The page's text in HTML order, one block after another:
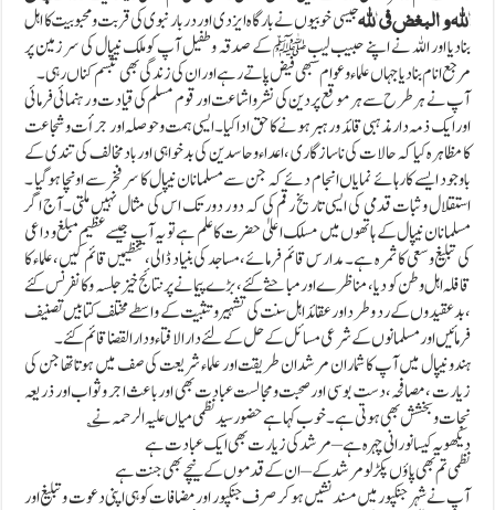
اللہ و البغض فی اللہجیسی خوبیوں نے بارگاہ ایزدی اور دربار نبوی کی قربت و محبوبیت کا اہل
بنادیا اور اللہ نے اپنے حبیب لیب ﷺ کے صدقہ و طفیل آپ کو ملک نیپال کی سر زمین پر
مرجع انام بنا دیا جہاں علماء و عوام سبھی فیض پاتے رہے اور ان کی زندگی بھی تبسم کناں رہی۔
آپ نے ہر طرح سے ہر موقع پر دین کی نشر واشاعت اور قوم مسلم کی قیادت و رہنمائی فرمائی
اور ایک ذمہ دار مذہبی قائد و رہبر ہونے کا حق ادا کیا ۔ایسی ہمت و حوصلہ اور جرأت وشجاعت
کا مظاہر ہ کیا کہ حالات کی ناسازگاری ،اعداء و حاسدین کی بدخواہی اور باد مخالف کی تندی کے
باوجود ایسے کارہائے نمایاں انجام دئے کہ جن سے مسلمانان نیپال کا سر فخر سے اونچا ہوگیا ۔
استقلال و ثبات قدمی کی ایسی تاریخ رقم کی کہ دو ر دور تک اس کی مثال نہیں ملتی۔آج اگر
مسلمانان نیپال کے ہاتھوں میں مسلک اعلیٰ حضرت کا علم ہے تو یہ آپ جیسے عظیم مبلغ و داعی
کی تبلیغ و سعی کا ثمرہ ہے۔مدارس قائم فرمائے ، مساجد کی بنیاد ڈالی، تنظیمیں قائم کیں ،علماء کا
قافلہ اہل وطن کو دیا، مناظرے اور مباحثے کئے ، بڑے پیمانے پر نتائج خیز جلسہ و کانفرنس کئے
، بدعقیدوں کے رد و طر د اور عقائد اہل سنت کی تشہیر و تثبیت کے واسطے مختلف کتابیں تصنیف
فرمائیں اور مسلمانوں کے شرعی مسائل کے حل کے لئے دارالافتاء و دارالقضا قائم کئے۔
ہندو نیپال میں آپ کا شمار ان مرشدان طریقت اور علماء شریعت کی صف میں ہوتا تھا جن کی
زیارت ،مصافحہ ،دست بوسی اور صحبت و مجالست عبادت بھی اور باعث اجر و ثواب اور ذریعہ
نجات و بخشش بھی ہوتی ہے۔خوب کہا ہے حضور سید نظمی میاں علیہ الرحمہ نے ؎
دیکھو یہ کیسا نورانی چہرہ ہے –مرشد کی زیارت بھی ایک عبادت ہے
نظمی تم بھی پاؤں پکڑ لو مرشد کے –ان کے قدموں کے نیچے بھی جنت ہے
آپ نےشہر جنکپور میں مسند نشیں ہوکرصرف جنکپور اور مضافات کو ہی اپنی دعوت وتبلیغ اور